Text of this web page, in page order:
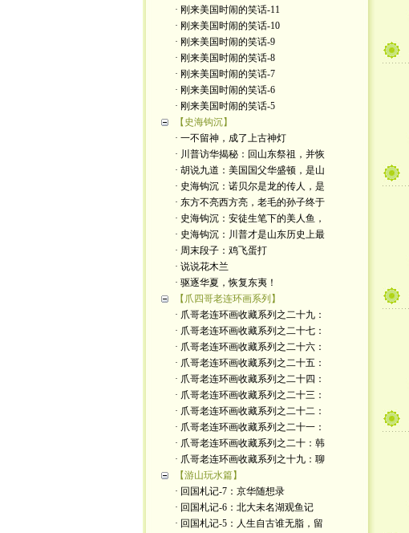
· 刚来美国时闹的笑话-11
· 刚来美国时闹的笑话-10
· 刚来美国时闹的笑话-9
· 刚来美国时闹的笑话-8
· 刚来美国时闹的笑话-7
· 刚来美国时闹的笑话-6
· 刚来美国时闹的笑话-5
【史海钩沉】
· 一不留神，成了上古神灯
· 川普访华揭秘：回山东祭祖，并恢
· 胡说九道：美国国父华盛顿，是山
· 史海钩沉：诺贝尔是龙的传人，是
· 东方不亮西方亮，老毛的孙子终于
· 史海钩沉：安徒生笔下的美人鱼，
· 史海钩沉：川普才是山东历史上最
· 周末段子：鸡飞蛋打
· 说说花木兰
· 驱逐华夏，恢复东夷！
【爪四哥老连环画系列】
· 爪哥老连环画收藏系列之二十九：
· 爪哥老连环画收藏系列之二十七：
· 爪哥老连环画收藏系列之二十六：
· 爪哥老连环画收藏系列之二十五：
· 爪哥老连环画收藏系列之二十四：
· 爪哥老连环画收藏系列之二十三：
· 爪哥老连环画收藏系列之二十二：
· 爪哥老连环画收藏系列之二十一：
· 爪哥老连环画收藏系列之二十：韩
· 爪哥老连环画收藏系列之十九：聊
【游山玩水篇】
· 回国札记-7：京华随想录
· 回国札记-6：北大未名湖观鱼记
· 回国札记-5：人生自古谁无脂，留